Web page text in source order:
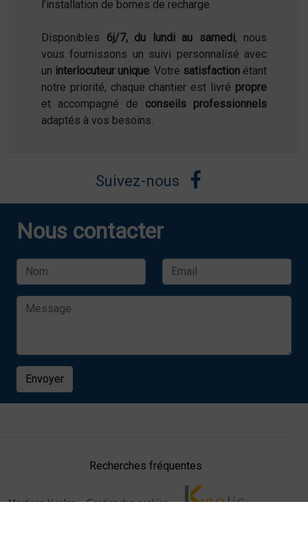
l’installation de bornes de recharge.
Disponibles 6j/7, du lundi au samedi, nous
vous fournissons un suivi personnalisé avec
un interlocuteur unique. Votre satisfaction étant
notre priorité, chaque chantier est livré propre
et accompagné de conseils professionnels
adaptés à vos besoins.
Suivez-nous
Nous contacter
Envoyer
Recherches fréquentes
Mentions légales Gestion des cookies